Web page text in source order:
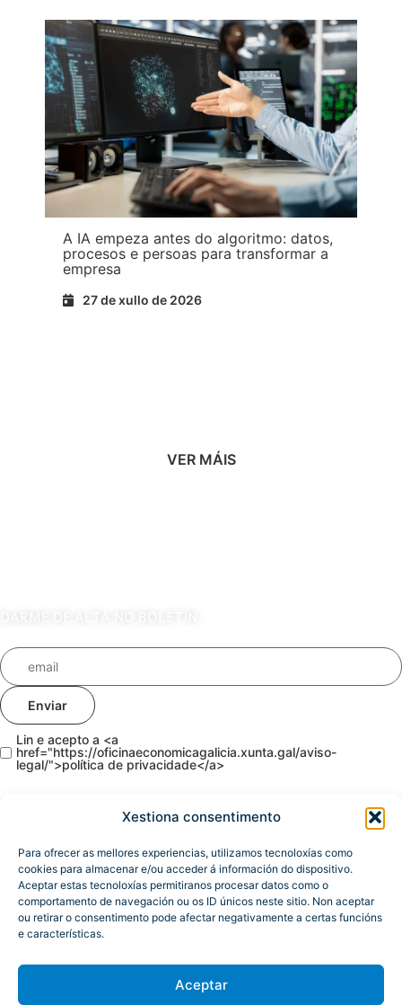
Xestiona consentimento
Para ofrecer as mellores experiencias, utilizamos tecnoloxías como
cookies para almacenar e/ou acceder á información do dispositivo.
Aceptar estas tecnoloxías permitiranos procesar datos como o
comportamento de navegación ou os ID únicos neste sitio. Non aceptar
ou retirar o consentimento pode afectar negativamente a certas funcións
e características.
Aceptar
A IA empeza antes do algoritmo: datos,
procesos e persoas para transformar a
empresa
27 de xullo de 2026
VER MÁIS
Enviar
Lin e acepto a <a
href="https://oficinaeconomicagalicia.xunta.gal/aviso-
legal/">política de privacidade</a>